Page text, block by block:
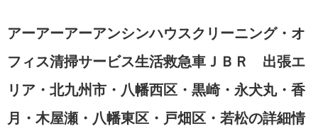
アーアーアーアンシンハウスクリーニング・オ
フィス清掃サービス生活救急車ＪＢＲ 出張エ
リア・北九州市・八幡西区・黒崎・永犬丸・香
月・木屋瀬・八幡東区・戸畑区・若松の詳細情